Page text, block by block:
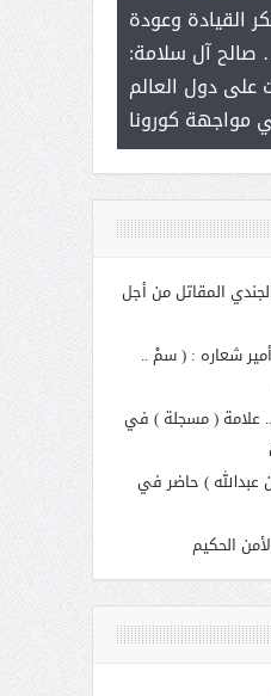
للإبداع
مع الأمين
بنت
القيادة وعودة
صالح آل سلامة:
على دول العالم
مواجهة كورونا
المقاتل من أجل
شعاره : ( سمْ ..
علامة ( مسجلة ) في
عبدالله ) حاضر في
الحكيم